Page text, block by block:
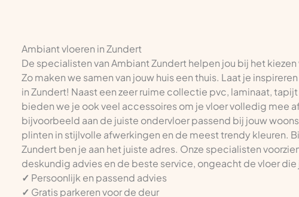
Ambiant vloeren in Zundert
De specialisten van Ambiant Zundert helpen jou bij het
Zo maken we samen van jouw huis een thuis. Laat je
in Zundert! Naast een zeer ruime collectie pvc, laminaat,
bieden we je ook veel accessoires om je vloer volledig mee
bijvoorbeeld aan de juiste ondervloer passend bij jouw
plinten in stijlvolle afwerkingen en de meest trendy kleuren.
Zundert ben je aan het juiste adres. Onze specialisten
deskundig advies en de beste service, ongeacht de vloer die
✓ Persoonlijk en passend advies
✓ Gratis parkeren voor de deur